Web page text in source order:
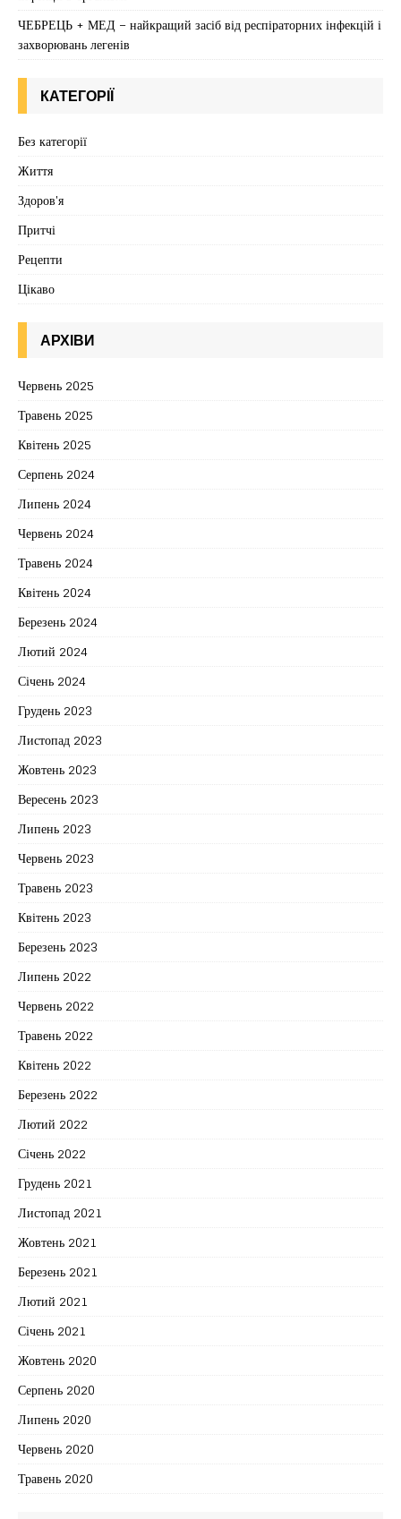
ЧЕБРЕЦЬ + МЕД – найкращий засіб від респіраторних інфекцій і
захворювань легенів
КАТЕГОРІЇ
Без категорії
Життя
Здоров'я
Притчі
Рецепти
Цікаво
АРХІВИ
Червень 2025
Травень 2025
Квітень 2025
Серпень 2024
Липень 2024
Червень 2024
Травень 2024
Квітень 2024
Березень 2024
Лютий 2024
Січень 2024
Грудень 2023
Листопад 2023
Жовтень 2023
Вересень 2023
Липень 2023
Червень 2023
Травень 2023
Квітень 2023
Березень 2023
Липень 2022
Червень 2022
Травень 2022
Квітень 2022
Березень 2022
Лютий 2022
Січень 2022
Грудень 2021
Листопад 2021
Жовтень 2021
Березень 2021
Лютий 2021
Січень 2021
Жовтень 2020
Серпень 2020
Липень 2020
Червень 2020
Травень 2020